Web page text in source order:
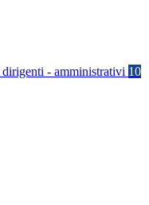
- amministrativi 10